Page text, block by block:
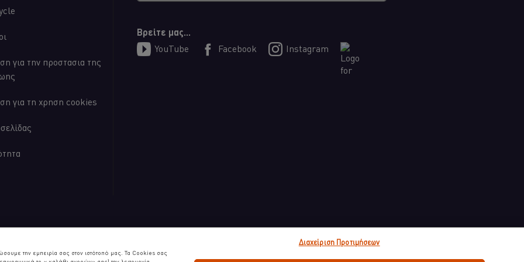
για την προστασια της
για τη χρηση cookies
Βρείτε μας...
YouTube
Facebook Instagram
την εμπειρία σας στον ιστότοπό μας. Τα Cookies σας
Διαχείριση Προτιμήσεων